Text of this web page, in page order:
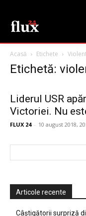
Acasă Etichete
Etichetă:
Liderul USR
Victoriei. Nu
FLUX 24 - 10 august 2018,
Articole recente
Câștigătorii surpriză